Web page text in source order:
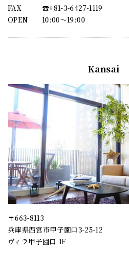
FAX
☎︎+81-3-6427-1119
OPEN
10:00〜19:00
Kansai
〒663-8113
兵庫県西宮市甲子園口3-25-12
ヴィラ甲子園口 1F